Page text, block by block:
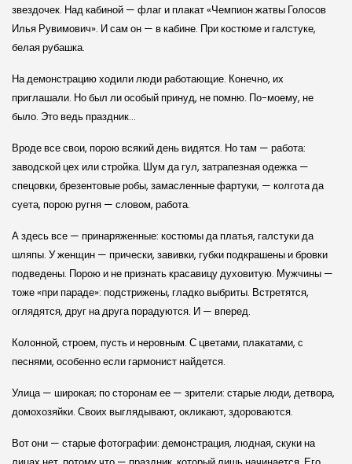
звездочек. Над кабиной — флаг и плакат «Чемпион жатвы Голосов
Илья Рувимович». И сам он — в кабине. При костюме и галстуке,
белая рубашка.
На демонстрацию ходили люди работающие. Конечно, их
приглашали. Но был ли особый принуд, не помню. По-моему, не
было. Это ведь праздник…
Вроде все свои, порою всякий день видятся. Но там — работа:
заводской цех или стройка. Шум да гул, затрапезная одежка —
спецовки, брезентовые робы, замасленные фартуки, — колгота да
суета, порою ругня — словом, работа.
А здесь все — принаряженные: костюмы да платья, галстуки да
шляпы. У женщин — прически, завивки, губки подкрашены и бровки
подведены. Порою и не признать красавицу духовитую. Мужчины —
тоже «при параде»: подстрижены, гладко выбриты. Встретятся,
оглядятся, друг на друга порадуются. И — вперед.
Колонной, строем, пусть и неровным. С цветами, плакатами, с
песнями, особенно если гармонист найдется.
Улица — широкая; по сторонам ее — зрители: старые люди, детвора,
домохозяйки. Своих выглядывают, окликают, здороваются.
Вот они — старые фотографии: демонстрация, людная, скуки на